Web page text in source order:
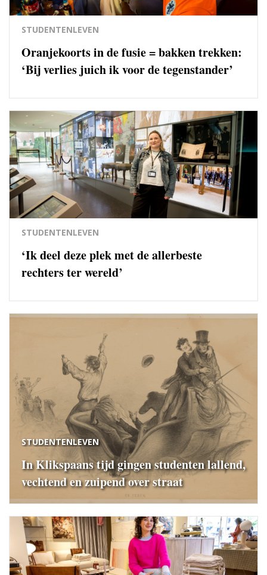
STUDENTENLEVEN
Oranjekoorts in de fusie = bakken trekken:
‘Bij verlies juich ik voor de tegenstander’
STUDENTENLEVEN
‘Ik deel deze plek met de allerbeste
rechters ter wereld’
STUDENTENLEVEN
In Klikspaans tijd gingen studenten lallend,
vechtend en zuipend over straat